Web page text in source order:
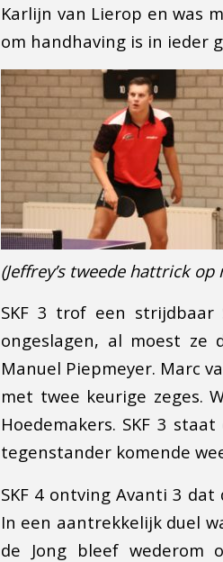
Karlijn van Lierop en was
om handhaving is in ieder
(Jeffrey’s tweede hattrick op
SKF 3 trof een
ongeslagen, al moest ze
Manuel Piepmeyer. Marc
met twee keurige zeges.
Hoedemakers. SKF 3
tegenstander komende
SKF 4 ontving Avanti 3
In een aantrekkelijk duel
de Jong bleef